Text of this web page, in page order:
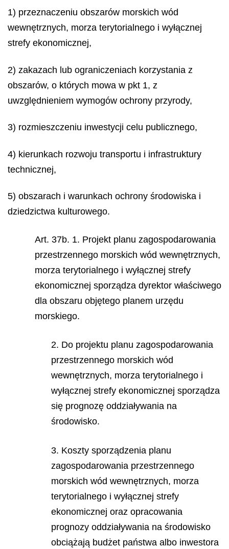
1) przeznaczeniu obszarów morskich wód
wewnętrznych, morza terytorialnego i wyłącznej
strefy ekonomicznej,
2) zakazach lub ograniczeniach korzystania z
obszarów, o których mowa w pkt 1, z
uwzględnieniem wymogów ochrony przyrody,
3) rozmieszczeniu inwestycji celu publicznego,
4) kierunkach rozwoju transportu i infrastruktury
technicznej,
5) obszarach i warunkach ochrony środowiska i
dziedzictwa kulturowego.
Art. 37b. 1. Projekt planu zagospodarowania
przestrzennego morskich wód wewnętrznych,
morza terytorialnego i wyłącznej strefy
ekonomicznej sporządza dyrektor właściwego
dla obszaru objętego planem urzędu
morskiego.
2. Do projektu planu zagospodarowania
przestrzennego morskich wód
wewnętrznych, morza terytorialnego i
wyłącznej strefy ekonomicznej sporządza
się prognozę oddziaływania na
środowisko.
3. Koszty sporządzenia planu
zagospodarowania przestrzennego
morskich wód wewnętrznych, morza
terytorialnego i wyłącznej strefy
ekonomicznej oraz opracowania
prognozy oddziaływania na środowisko
obciążają budżet państwa albo inwestora